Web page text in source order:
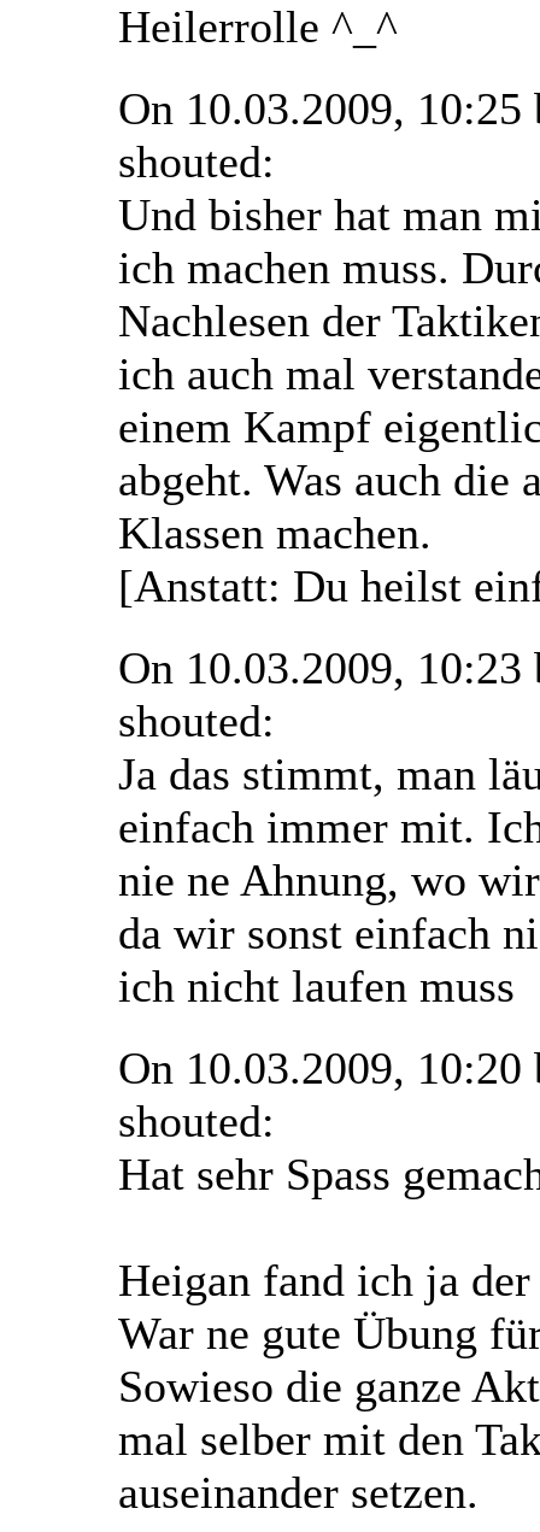
Heilerrolle ^_^
On 10.03.2009,
shouted:
Und bisher hat man
ich machen muss.
Nachlesen der
ich auch mal
einem Kampf
abgeht. Was auch die
Klassen machen.
[Anstatt: Du heilst
On 10.03.2009,
shouted:
Ja das stimmt, man
einfach immer mit.
nie ne Ahnung, wo
da wir sonst einfach
ich nicht laufen muss
On 10.03.2009,
shouted:
Hat sehr Spass
Heigan fand ich ja
War ne gute Übung
Sowieso die ganze
mal selber mit den
auseinander setzen.